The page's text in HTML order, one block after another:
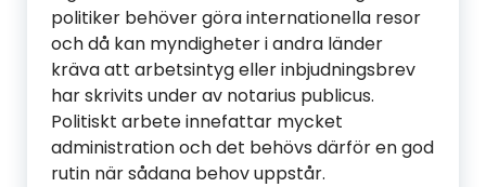
politiker behöver göra internationella resor
och då kan myndigheter i andra länder
kräva att arbetsintyg eller inbjudningsbrev
har skrivits under av notarius publicus.
Politiskt arbete innefattar mycket
administration och det behövs därför en god
rutin när sådana behov uppstår.